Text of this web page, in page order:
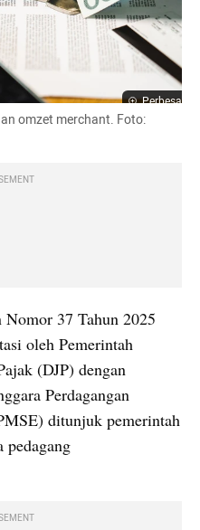
Perbesar
omzet merchant. Foto:
37 Tahun 2025
oleh Pemerintah
(DJP) dengan
Perdagangan
ditunjuk pemerintah